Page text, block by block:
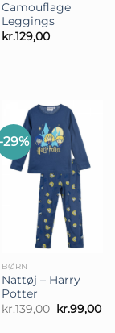
Camouflage
Leggings
kr.129,00
-29%
BØRN
Nattøj – Harry
Potter
kr.139,00 Den
kr.99,00